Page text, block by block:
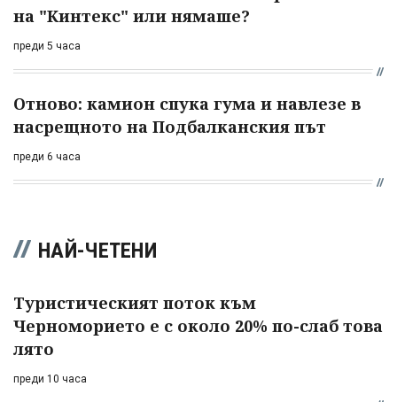
на "Кинтекс" или нямаше?
преди 5 часа
Отново: камион спука гума и навлезе в
насрещното на Подбалканския път
преди 6 часа
НАЙ-ЧЕТЕНИ
Туристическият поток към
Черноморието е с около 20% по-слаб това
лято
преди 10 часа